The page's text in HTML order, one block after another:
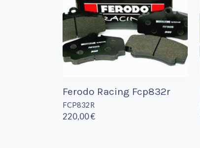
Ferodo Racing Fcp832r
FCP832R
220,00 €